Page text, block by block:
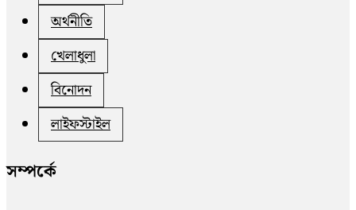
অর্থনীতি
খেলাধুলা
বিনোদন
লাইফস্টাইল
সম্পর্কে